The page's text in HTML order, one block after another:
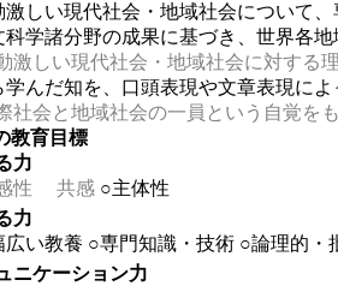
激しい現代社会・地域社会について
科学諸分野の成果に基づき、世界各
激しい現代社会・地域社会に対する
学んだ知を、口頭表現や文章表現に
社会と地域社会の一員という自覚を
教育目標
力
性
共感 ○主体性
力
広い教養 ○専門知識・技術 ○論理的・
ニケーション力